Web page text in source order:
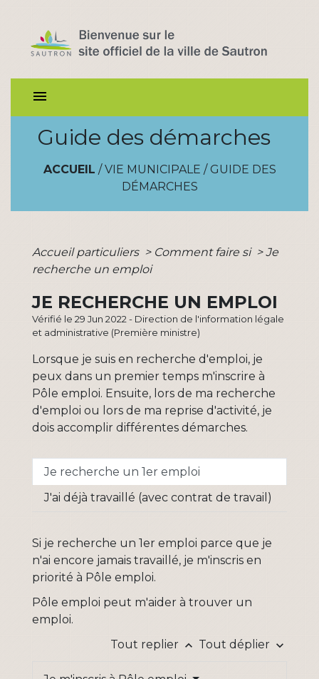
menu
Guide des démarches
ACCUEIL / VIE MUNICIPALE / GUIDE DES
DÉMARCHES
Accueil particuliers > Comment faire si > Je
recherche un emploi
JE RECHERCHE UN EMPLOI
Vérifié le 29 Jun 2022 - Direction de l'information légale
et administrative (Première ministre)
Lorsque je suis en recherche d'emploi, je
peux dans un premier temps m'inscrire à
Pôle emploi. Ensuite, lors de ma recherche
d'emploi ou lors de ma reprise d'activité, je
dois accomplir différentes démarches.
Je recherche un 1er emploi
J'ai déjà travaillé (avec contrat de travail)
Si je recherche un 1er emploi parce que je
n'ai encore jamais travaillé, je m'inscris en
priorité à Pôle emploi.
Pôle emploi peut m'aider à trouver un
emploi.
Tout replier keyboard_arrow_up Tout déplier keyboard_arrow_down